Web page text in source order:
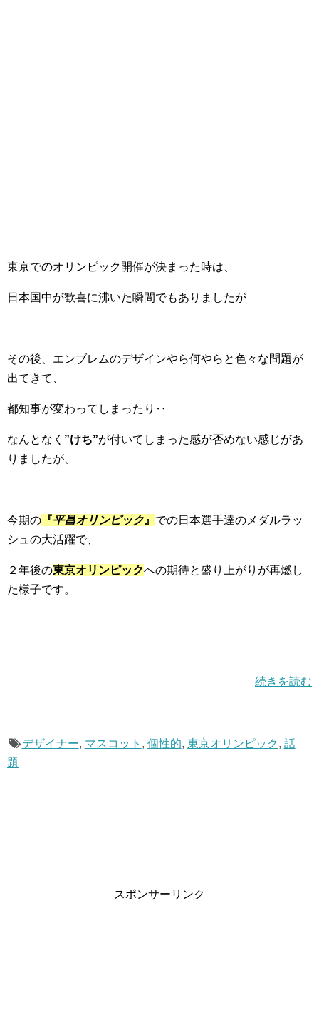
東京でのオリンピック開催が決まった時は、
日本国中が歓喜に沸いた瞬間でもありましたが
その後、エンブレムのデザインやら何やらと色々な問題が
出てきて、
都知事が変わってしまったり‥
なんとなく ”けち”が付いてしまった感が否めない感じがあ
りましたが、
今期の 『平昌オリンピック 』 での日本選手達のメダルラッ
シュの大活躍で、
２年後の東京オリンピックへの期待と盛り上がりが再燃し
た様子です。
続きを読む
デザイナー, マスコット , 個性的, 東京オリンピック , 話
題
スポンサーリンク